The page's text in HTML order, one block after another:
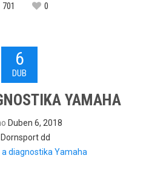
701 0
6
DUB
YAMAHA
Duben 6, 2018
Dornsport dd
a diagnostika Yamaha